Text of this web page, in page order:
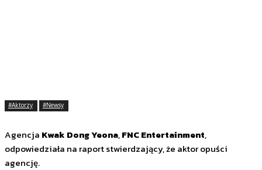
#Aktorzy #Newsy
Agencja Kwak Dong Yeona,FNC Entertainment,
odpowiedziała na raport stwierdzający, że aktor opuści
agencję.